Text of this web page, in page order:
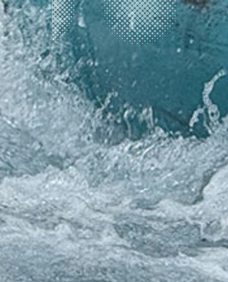
2026.07.22
安曇野ツアー
2026.07.21